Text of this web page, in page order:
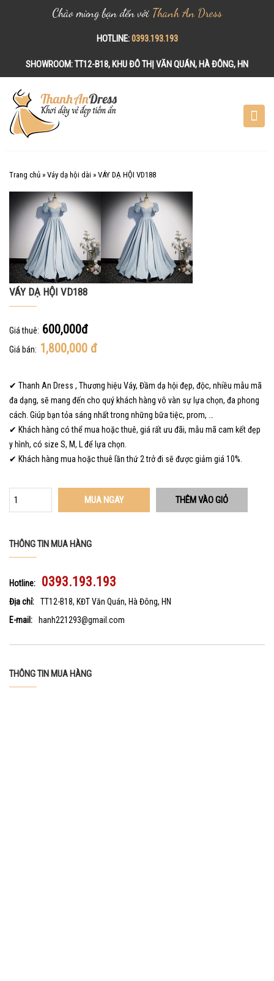
Chào mừng bạn đến với Thanh An Dress
HOTLINE:0393.193.193
SHOWROOM:TT12-B18, KHU ĐÔ THỊ VĂN QUÁN, HÀ ĐÔNG, HN
Trang chủ » Váy dạ hội dài » VÁY DẠ HỘI VD188
VÁY DẠ HỘI VD188
Giá thuê: 600,000đ
Giá bán: 1,800,000 đ
✔ Thanh An Dress , Thương hiệu Váy, Đầm dạ hội đẹp, độc, nhiều mẫu mã
đa dạng, sẽ mang đến cho quý khách hàng vô vàn sự lựa chọn, đa phong
cách. Giúp bạn tỏa sáng nhất trong những bữa tiệc, prom, …
✔ Khách hàng có thể mua hoặc thuê, giá rất ưu đãi, mẫu mã cam kết đẹp
y hình, có size S, M, L để lựa chọn.
✔ Khách hàng mua hoặc thuê lần thứ 2 trở đi sẽ được giảm giá 10%.
MUA NGAY
THÔNG TIN MUA HÀNG
Hotline: 0393.193.193
Địa chỉ:
TT12-B18, KĐT Văn Quán, Hà Đông, HN
E-mail:
hanh221293@gmail.com
THÔNG TIN MUA HÀNG